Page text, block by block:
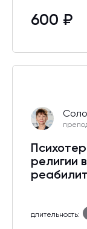
600 ₽
религии
длительность: